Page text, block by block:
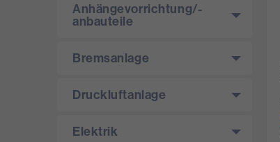
Anhängevorrichtung/­-
anbauteile
Bremsanlage
Druckluftanlage
Elektrik